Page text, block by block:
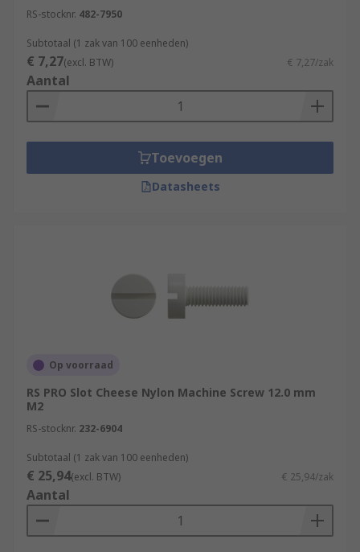
RS-stocknr. 482-7950
Subtotaal (1 zak van 100 eenheden)
€ 7,27(excl. BTW) € 7,27/zak
Aantal
Toevoegen
Datasheets
Op voorraad
RS PRO Slot Cheese Nylon Machine Screw 12.0 mm
M2
RS-stocknr. 232-6904
Subtotaal (1 zak van 100 eenheden)
€ 25,94(excl. BTW) € 25,94/zak
Aantal